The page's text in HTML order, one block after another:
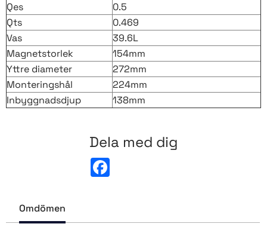
Qes
0.5
Qts
0.469
Vas
39.6L
Magnetstorlek
154mm
Yttre diameter
272mm
Monteringshål
224mm
Inbyggnadsdjup
138mm
Dela med dig
o
Omdömen